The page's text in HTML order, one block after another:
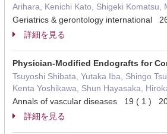
Arihara, Kenichi Kato, Shigeki Komatsu,
Geriatrics & gerontology international
詳細を見る
Physician-Modified Endografts for
Tsuyoshi Shibata, Yutaka Iba, Shingo
Kenta Yoshikawa, Shun Hayasaka,
Annals of vascular diseases 19 ( 1 )
詳細を見る